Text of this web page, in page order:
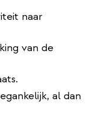
naar
van de
al dan